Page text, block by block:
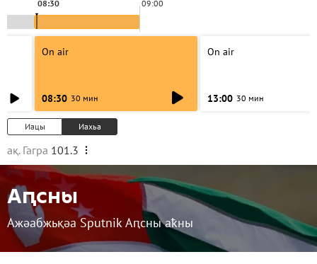
09:00
08:30
On air
08:30 30 мин
On air
13:00 30 мин
Иацы Иахьа
ақ. Гагра 101.3
Аԥсны
Ажәабжьқәа Sputnik Аԥсны аҟны